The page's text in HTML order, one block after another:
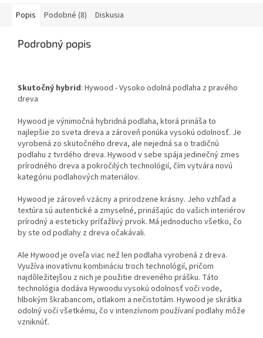
Popis Podobné (8) Diskusia
Podrobný popis
Skutočný hybrid: Hywood - Vysoko odolná podlaha z pravého
dreva
Hywood je výnimočná hybridná podlaha, ktorá prináša to
najlepšie zo sveta dreva a zároveň ponúka vysokú odolnosť. Je
vyrobená zo skutočného dreva, ale nejedná sa o tradičnú
podlahu z tvrdého dreva. Hywood v sebe spája jedinečný zmes
prírodného dreva a pokročilých technológií, čím vytvára novú
kategóriu podlahových materiálov.
Hywood je zároveň vzácny a prirodzene krásny. Jeho vzhľad a
textúra sú autentické a zmyselné, prinášajúc do vašich interiérov
prírodný a esteticky príťažlivý prvok. Má jednoducho všetko, čo
by ste od podlahy z dreva očakávali.
Ale Hywood je oveľa viac než len podlaha vyrobená z dreva.
Využíva inovatívnu kombináciu troch technológií, pričom
najdôležitejšou z nich je použitie dreveného prášku. Táto
technológia dodáva Hywoodu vysokú odolnosť voči vode,
hlbokým škrabancom, otlakom a nečistotám. Hywood je skrátka
odolný voči všetkému, čo v intenzívnom používaní podlahy môže
vzniknúť.